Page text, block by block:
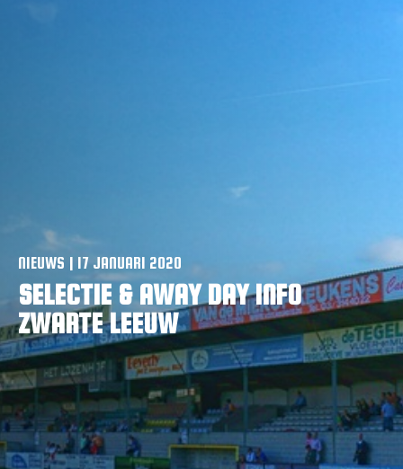
NIEUWS | 17 JANUARI 2020
SELECTIE & AWAY DAY INFO
ZWARTE LEEUW